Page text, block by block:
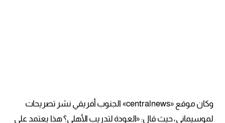
وكان موقع «centralnews» الجنوب أفريقي نشر تصريحات
لموسيماني، حيث قال: «العودة لتدريب الأهلي؟ هذا يعتمد على